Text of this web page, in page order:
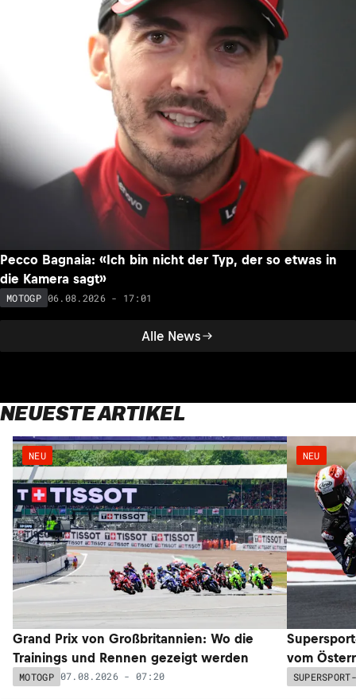
Alle News
Pecco Bagnaia: «Ich bin nicht der Typ, der so etwas in
die Kamera sagt»
MOTOGP 06.08.2026 - 17:01
NEUESTE ARTIKEL
NEU
Grand Prix von Großbritannien: Wo die
Trainings und Rennen gezeigt werden
MOTOGP 07.08.2026 - 07:20
NEU
vom
SUPERSPORT-